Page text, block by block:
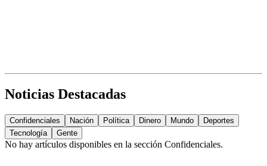
Noticias Destacadas
Confidenciales Nación Política Dinero Mundo
Deportes
Tecnología
Gente
No hay artículos disponibles en la sección Confidenciales.